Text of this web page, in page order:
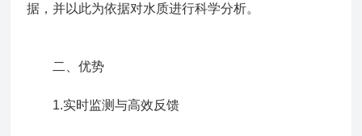
据，并以此为依据对水质进行科学分析。
二、优势
1.实时监测与高效反馈